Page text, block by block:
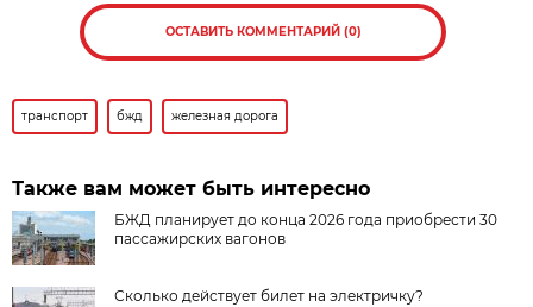
ОСТАВИТЬ КОММЕНТАРИЙ (0)
транспорт бжд железная дорога
Также вам может быть интересно
БЖД планирует до конца 2026 года приобрести 30
пассажирских вагонов
Сколько действует билет на электричку?